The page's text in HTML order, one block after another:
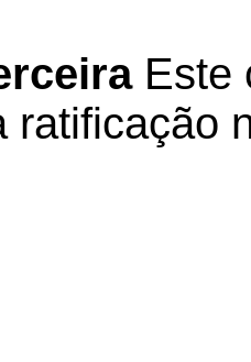
Este
ratificação